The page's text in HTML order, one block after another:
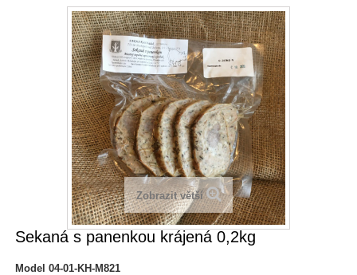
Zobrazit větší
Sekaná s panenkou krájená 0,2kg
Model 04-01-KH-M821